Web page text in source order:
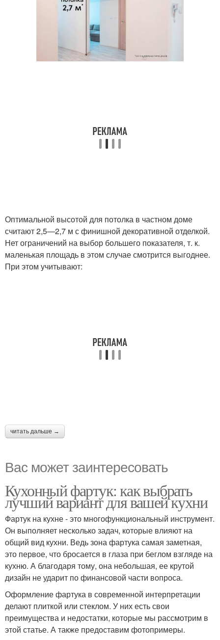
Оптимальной высотой для потолка в частном доме
считают 2,5—2,7 м с финишной декоративной отделкой.
Нет ограничений на выбор большего показателя, т. к.
маленькая площадь в этом случае смотрится выгоднее.
При этом учитывают:
читать дальше →
Вас может заинтересовать
Кухонный фартук: как выбрать
лучший вариант для вашей кухни
Фартук на кухне - это многофункциональный инструмент.
Он выполняет несколько задач, которые влияют на
общий вид кухни. Ведь зона фартука самая заметная,
это первое, что бросается в глаза при беглом взгляде на
кухню. А благодаря тому, она небольшая, ее крутой
дизайн не ударит по финансовой части вопроса.
Оформление фартука в современной интерпретации
делают плиткой или стеклом. У них есть свои
преимущества и недостатки, которые мы рассмотрим в
этой статье. А также предоставим фотопримеры.